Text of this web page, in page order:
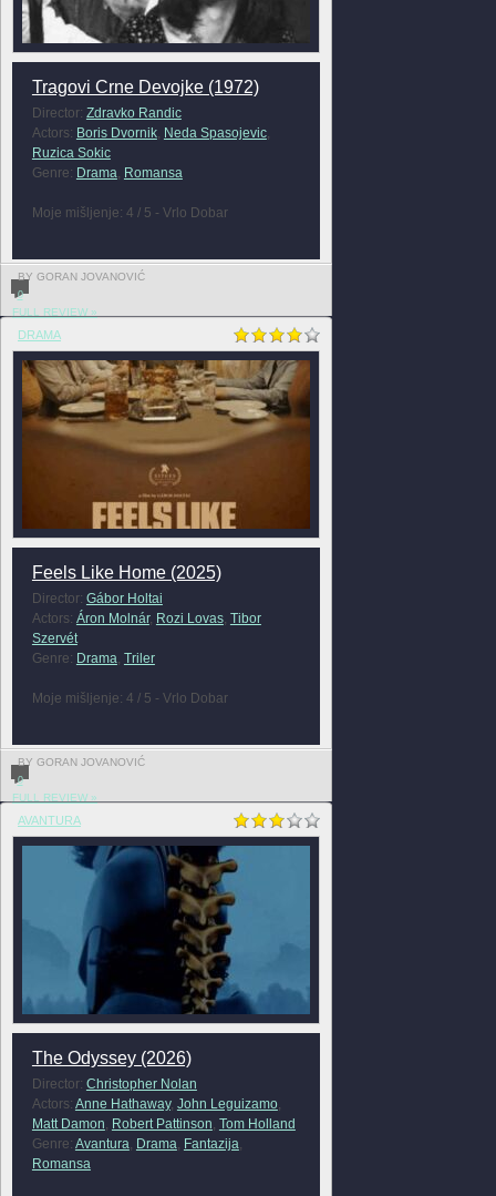
Tragovi Crne Devojke (1972)
Director: Zdravko Randic
Actors: Boris Dvornik, Neda Spasojevic,
Ruzica Sokic
Genre: Drama, Romansa
Moje mišljenje: 4 / 5 - Vrlo Dobar
BY GORAN JOVANOVIĆ
0
FULL REVIEW »
DRAMA
Feels Like Home (2025)
Director: Gábor Holtai
Actors: Áron Molnár, Rozi Lovas, Tibor
Szervét
Genre: Drama, Triler
Moje mišljenje: 4 / 5 - Vrlo Dobar
BY GORAN JOVANOVIĆ
0
FULL REVIEW »
AVANTURA
The Odyssey (2026)
Director: Christopher Nolan
Actors: Anne Hathaway, John Leguizamo,
Matt Damon, Robert Pattinson, Tom Holland
Genre: Avantura, Drama, Fantazija,
Romansa